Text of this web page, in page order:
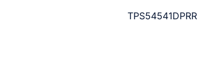
TPS54541DPRR